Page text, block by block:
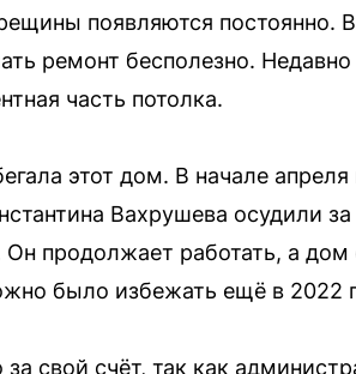
появляются постоянно.
ремонт бесполезно.
часть потолка.
этот дом. В начале апреля
Вахрушева осудили за
продолжает работать, а дом
было избежать ещё в 2022
свой счёт, так как